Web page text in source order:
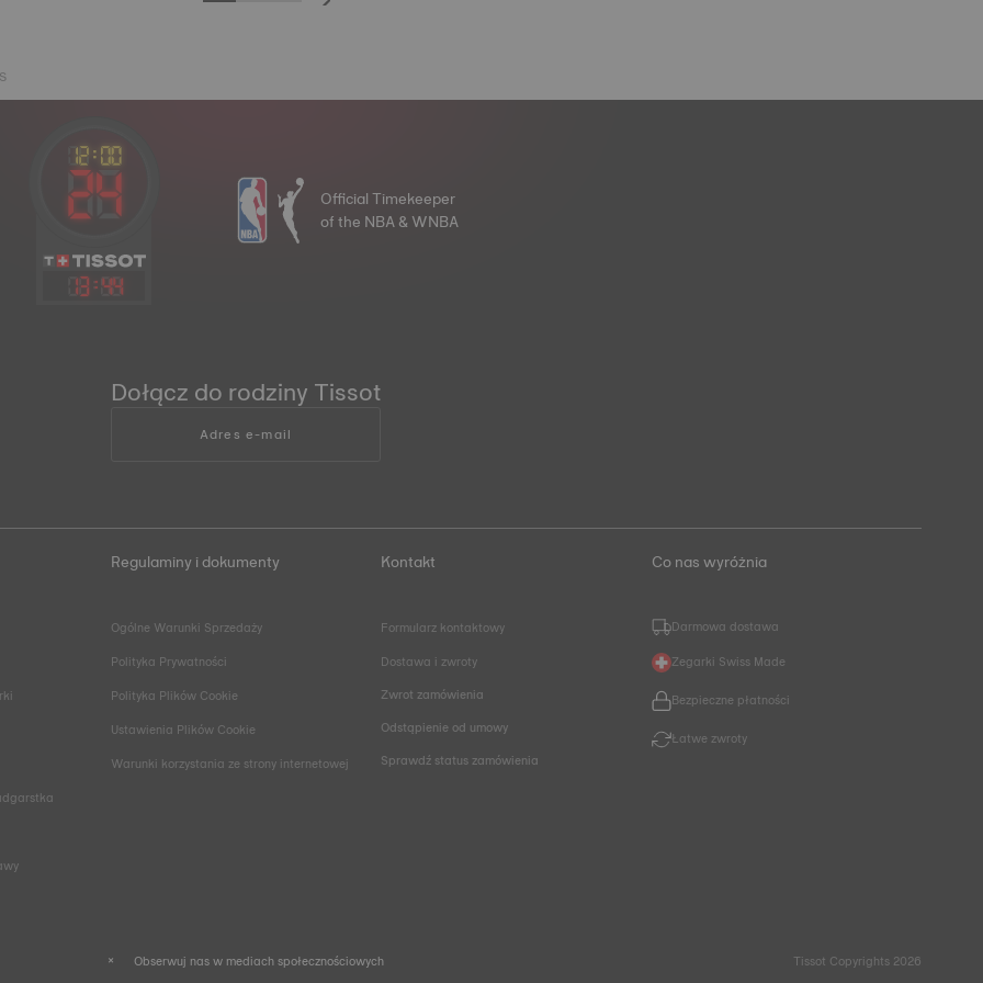
13:44
Official Timekeeper
of the NBA & WNBA
Dołącz do rodziny Tissot
Adres e-mail
Regulaminy i dokumenty
Ogólne Warunki Sprzedaży
Polityka Prywatności
Polityka Plików Cookie
Ustawienia Plików Cookie
Warunki korzystania ze strony internetowej
Kontakt
Formularz kontaktowy
Dostawa i zwroty
Zwrot zamówienia
Odstąpienie od umowy
Sprawdź status zamówienia
Co nas wyróżnia
Darmowa dostawa
Zegarki Swiss Made
Bezpieczne płatności
Łatwe zwroty
Obserwuj nas w mediach społecznościowych Tissot Copyrights 2026